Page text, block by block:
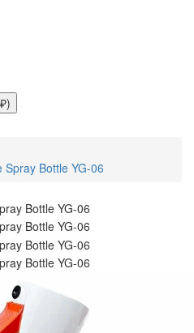
Spray Bottle YG-06